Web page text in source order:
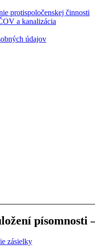
protispoločenskej činnosti
a kanalizácia
údajov
písomnosti
zásielky